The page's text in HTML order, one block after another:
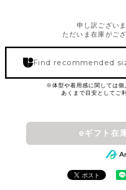
申し訳ございま
ただいま在庫がご
Find recommended
eギフト在